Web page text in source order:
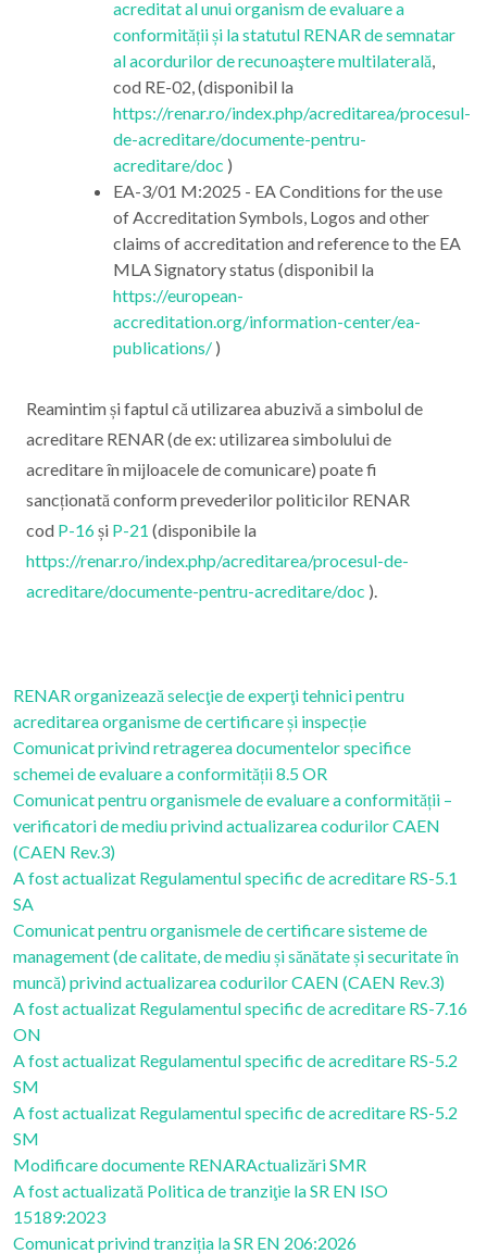
acreditat al unui organism de evaluare a
conformității și la statutul RENAR de semnatar
al acordurilor de recunoaştere multilaterală,
cod RE-02, (disponibil la
https://renar.ro/index.php/acreditarea/procesul-
de-acreditare/documente-pentru-
acreditare/doc )
EA-3/01 M:2025 - EA Conditions for the use
of Accreditation Symbols, Logos and other
claims of accreditation and reference to the EA
MLA Signatory status (disponibil la
https://european-
accreditation.org/information-center/ea-
publications/ )
Reamintim și faptul că utilizarea abuzivă a simbolul de
acreditare RENAR (de ex: utilizarea simbolului de
acreditare în mijloacele de comunicare) poate fi
sancționată conform prevederilor politicilor RENAR
cod P-16și P-21 (disponibile la
https://renar.ro/index.php/acreditarea/procesul-de-
acreditare/documente-pentru-acreditare/doc ).
RENAR organizează selecţie de experţi tehnici pentru
acreditarea organisme de certificare și inspecție
Comunicat privind retragerea documentelor specifice
schemei de evaluare a conformității 8.5 OR
Comunicat pentru organismele de evaluare a conformității –
verificatori de mediu privind actualizarea codurilor CAEN
(CAEN Rev.3)
A fost actualizat Regulamentul specific de acreditare RS-5.1
SA
Comunicat pentru organismele de certificare sisteme de
management (de calitate, de mediu și sănătate și securitate în
muncă) privind actualizarea codurilor CAEN (CAEN Rev.3)
A fost actualizat Regulamentul specific de acreditare RS-7.16
ON
A fost actualizat Regulamentul specific de acreditare RS-5.2
SM
A fost actualizat Regulamentul specific de acreditare RS-5.2
SM
Modificare documente RENARActualizări SMR
A fost actualizată Politica de tranziţie la SR EN ISO
15189:2023
Comunicat privind tranziția la SR EN 206:2026